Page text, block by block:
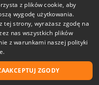
zł
z plików cookie, aby
wygodę użytkowania.
tej strony, wyrażasz zgodę na
nas wszystkich plików
z warunkami naszej polityki
ZGODY